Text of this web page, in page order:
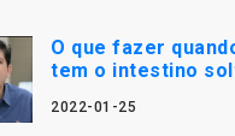
O que fazer
tem o intestino
2022-01-25